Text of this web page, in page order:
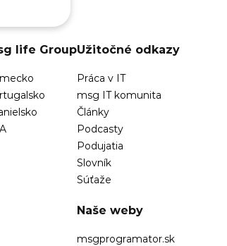
life GroupUžitočné odkazy
Práca v IT
msg IT komunita
Články
Podcasty
Podujatia
Slovník
Súťaže
Naše weby
msgprogramator.sk